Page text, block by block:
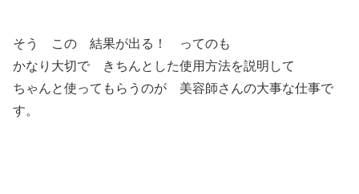
そう この 結果が出る！ ってのも
かなり大切で きちんとした使用方法を説明して
ちゃんと使ってもらうのが 美容師さんの大事な仕事で
す。